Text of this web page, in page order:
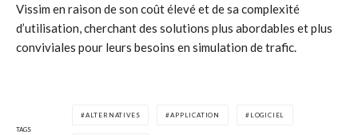
Vissim en raison de son coût élevé et de sa complexité
d’utilisation, cherchant des solutions plus abordables et plus
conviviales pour leurs besoins en simulation de trafic.
TAGS
ALTERNATIVES APPLICATION LOGICIEL